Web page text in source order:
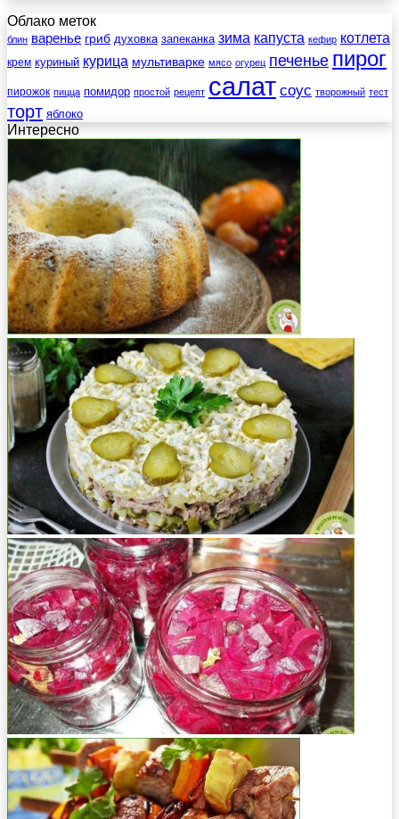
Облако меток
блин варенье гриб духовка запеканка зима капуста кефир котлета
крем куриный курица мультиварке мясо огурец печенье пирог
пирожок пицца помидор простой рецепт салат соус творожный тест
торт яблоко
Интересно